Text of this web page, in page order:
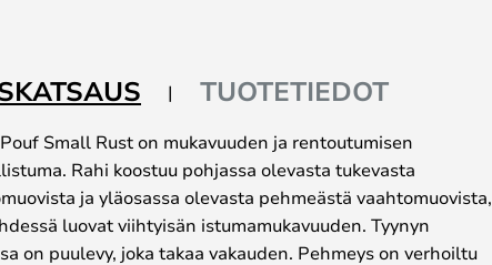
TUOTETIEDOT
Small Rust on mukavuuden ja rentoutumisen
Rahi koostuu pohjassa olevasta tukevasta
ja yläosassa olevasta pehmeästä vaahtomuovista,
luovat viihtyisän istumamukavuuden. Tyynyn
on puulevy, joka takaa vakauden. Pehmeys on verhoiltu